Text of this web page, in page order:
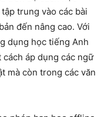
trung vào các bài
đến nâng cao. Với
dụng học tiếng Anh
áp dụng các ngữ
mà còn trong các văn